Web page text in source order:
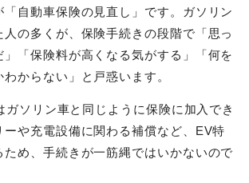
「自動車保険の見直し」です。ガソリン
の多くが、保険手続きの段階で「思っ
「保険料が高くなる気がする」「何を
からない」と戸惑います。
ガソリン車と同じように保険に加入でき
ーや充電設備に関わる補償など、EV特
ため、手続きが一筋縄ではいかないので